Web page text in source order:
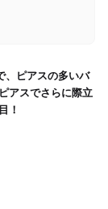
アスでさらに際立
！